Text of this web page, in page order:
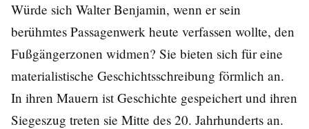
Würde sich Walter Benjamin, wenn er sein
berühmtes Passagenwerk heute verfassen wollte, den
Fußgängerzonen widmen? Sie bieten sich für eine
materialistische Geschichtsschreibung förmlich an.
In ihren Mauern ist Geschichte gespeichert und ihren
Siegeszug treten sie Mitte des 20. Jahrhunderts an.